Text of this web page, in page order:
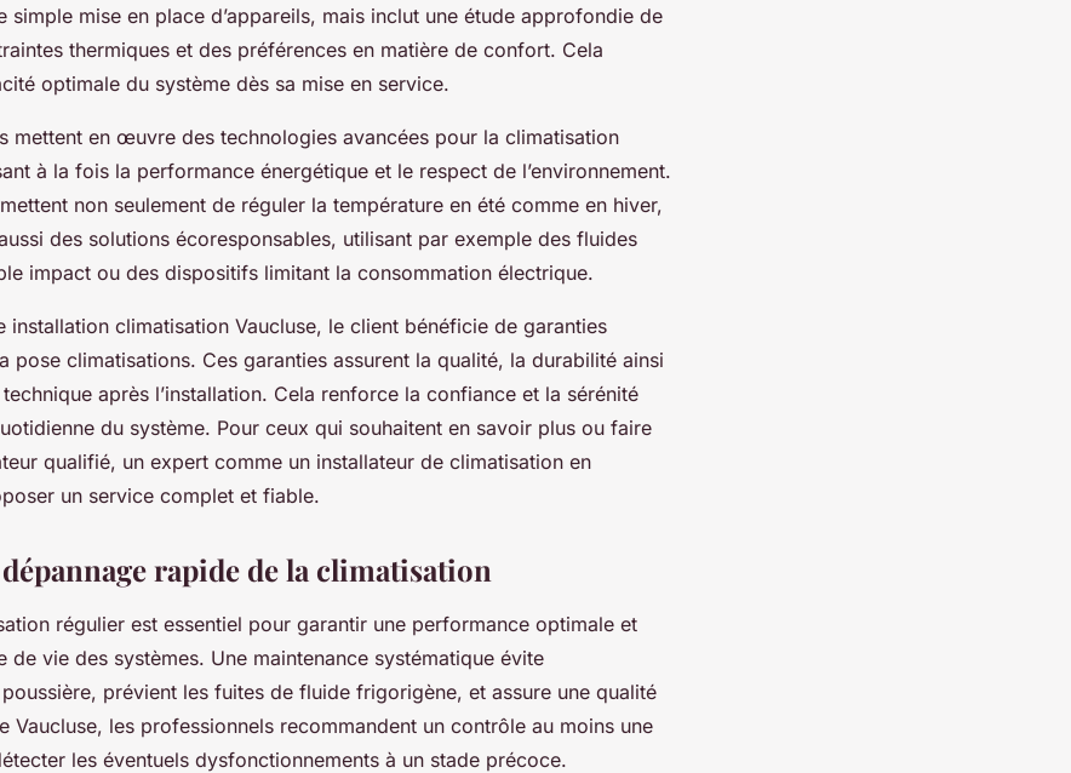
simple mise en place d’appareils, mais inclut une étude approfondie de
thermiques et des préférences en matière de confort. Cela
optimale du système dès sa mise en service.
mettent en œuvre des technologies avancées pour la climatisation
à la fois la performance énergétique et le respect de l’environnement.
non seulement de réguler la température en été comme en hiver,
des solutions écoresponsables, utilisant par exemple des fluides
impact ou des dispositifs limitant la consommation électrique.
installation climatisation Vaucluse, le client bénéficie de garanties
pose climatisations. Ces garanties assurent la qualité, la durabilité ainsi
technique après l’installation. Cela renforce la confiance et la sérénité
du système. Pour ceux qui souhaitent en savoir plus ou faire
qualifié, un expert comme un installateur de climatisation en
un service complet et fiable.
rapide de la climatisation
régulier est essentiel pour garantir une performance optimale et
de vie des systèmes. Une maintenance systématique évite
poussière, prévient les fuites de fluide frigorigène, et assure une qualité
Vaucluse, les professionnels recommandent un contrôle au moins une
les éventuels dysfonctionnements à un stade précoce.